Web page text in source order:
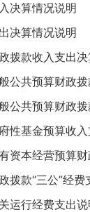
算情况说明
算情况说明
款收入支出决
共预算财政拨
共预算财政拨
基金预算收入
本经营预算财
款“三公”经费
行经费支出说